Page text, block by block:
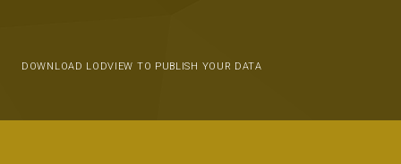
DOWNLOAD LODVIEW TO PUBLISH YOUR DATA